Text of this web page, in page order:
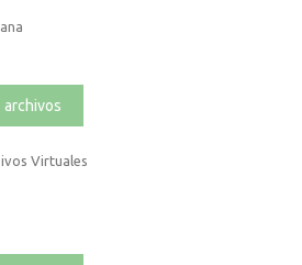
archivos
Virtuales